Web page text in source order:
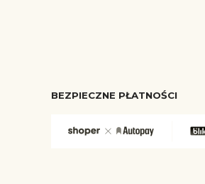
BEZPIECZNE PŁATNOŚCI